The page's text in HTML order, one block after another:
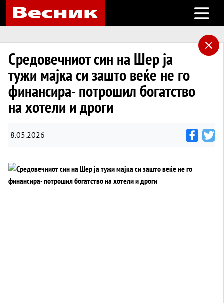
Open
Средовечниот син на Шер ја
тужи мајка си зашто веќе не го
финансира- потрошил богатство
на хотели и дроги
8.05.2026